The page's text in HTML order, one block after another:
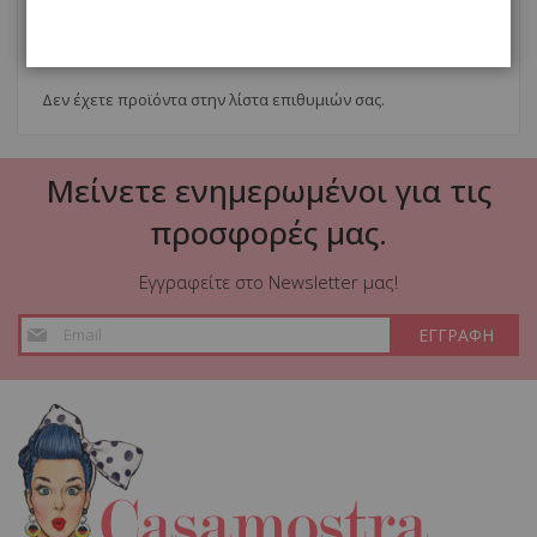
Δεν έχετε προϊόντα στην λίστα επιθυμιών σας.
Μείνετε ενημερωμένοι για τις
προσφορές μας.
Εγγραφείτε στο Newsletter μας!
Εγγραφή
Ενημερωτικό
Δελτίο:
ΕΓΓΡΑΦΗ